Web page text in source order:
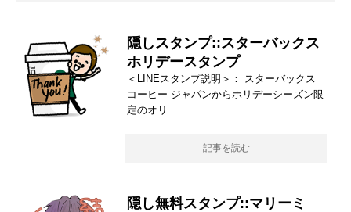
隠しスタンプ::スターバックス
ホリデースタンプ
＜LINEスタンプ説明＞： スターバックス
コーヒー ジャパンからホリデーシーズン限
定のオリ
記事を読む
隠し無料スタンプ::マリーミ